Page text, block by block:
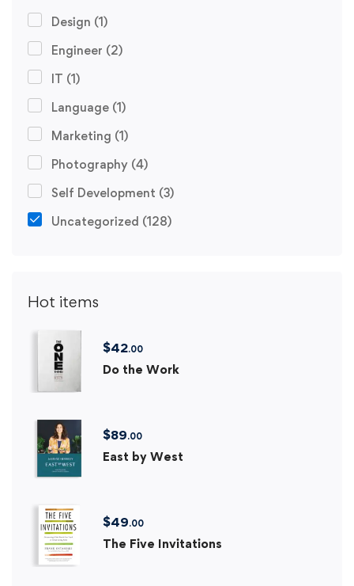
Design (1)
Engineer (2)
IT (1)
Language (1)
Marketing (1)
Photography (4)
Self Development (3)
Uncategorized (128)
Hot items
$42.00
Do the Work
$89.00
East by West
$49.00
The Five Invitations